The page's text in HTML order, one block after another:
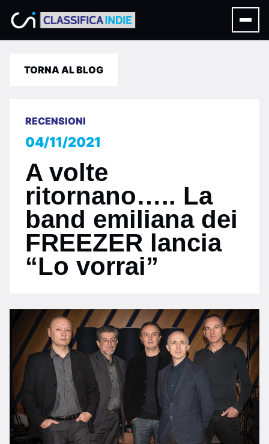
TORNA AL BLOG
RECENSIONI
04/11/2021
A volte
ritornano….. La
band emiliana dei
FREEZER lancia
“Lo vorrai”